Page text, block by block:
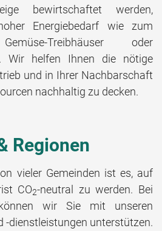
bewirtschaftet werden,
Energiebedarf wie zum
Treibhäuser oder
Wir helfen Ihnen die nötige
und in Ihrer Nachbarschaft
nachhaltig zu decken.
Regionen
vieler Gemeinden ist es, auf
CO2-neutral zu werden. Bei
wir Sie mit unseren
-dienstleistungen unterstützen.